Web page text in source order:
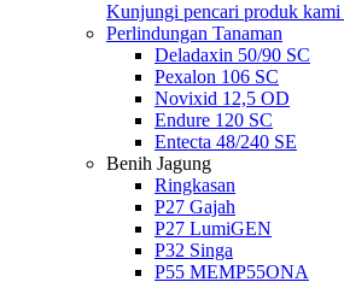
Kunjungi pencari produk kami
Perlindungan Tanaman
Deladaxin 50/90 SC
Pexalon 106 SC
Novixid 12,5 OD
Endure 120 SC
Entecta 48/240 SE
Benih Jagung
Ringkasan
P27 Gajah
P27 LumiGEN
P32 Singa
P55 MEMP55ONA